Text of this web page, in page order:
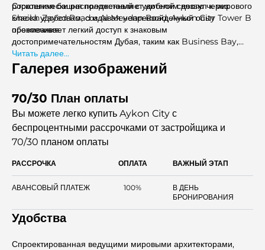
роскошная башня предоставляет жителям доступ к мирового
класса удобствам, создавая непревзойденный опыт
проживания.
Стратегически расположенный с удобной связью через
Sheikh Zayed Road и Al Meydan Road, Aykon City Tower B
обеспечивает легкий доступ к знаковым
достопримечательностям Дубая, таким как Business Bay,
Burj Khalifa, Ras Al Khor Wildlife Sanctuary, Dubai Opera,
Dubai Mall, Dubai Ice Rink, Dubai Creek, Jumeirah Beach и
Mall of the Emirates.
Читать далее...
Галерея изображений
70/30 План оплаты
Вы можете легко купить Aykon City с
беспроцентными рассрочками от застройщика и
70/30 планом оплаты
РАССРОЧКА ОПЛАТА ВАЖНЫЙ ЭТАП
АВАНСОВЫЙ ПЛАТЕЖ 100%
В ДЕНЬ
БРОНИРОВАНИЯ
Удобства
Спроектированная ведущими мировыми архитекторами,